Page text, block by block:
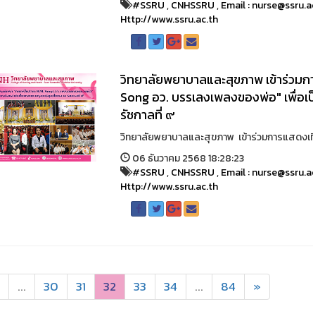
#SSRU,CNHSSRU,Email :
Http://www.ssru.ac.th
วิทยาลัยพยาบาลและสุขภาพ เข้าร่วม
Song อว. บรรเลงเพลงของพ่อ" เพื่
รัชกาลที่ ๙
วิทยาลัยพยาบาลและสุขภาพ เข้าร่วมการแสดงเ
06 ธันวาคม 2568 18:28:23
#SSRU,CNHSSRU,Email :
Http://www.ssru.ac.th
... 30 31 32 33 34 ... 84 »